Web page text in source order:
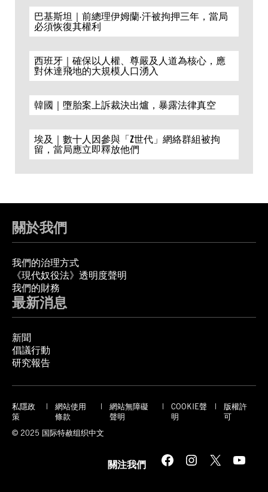
巴基斯坦｜前總理伊姆蘭·汗被拘押三年，當局
必須恢復其權利
西班牙｜確保以人權、尊嚴及人道為核心，應
對休達飛地的大規模人口湧入
韓國｜墮胎案上訴裁決出爐，暴露法律真空
埃及｜數十人因參與「Z世代」網絡群組被拘
留，當局應立即釋放他們
關於我們
我們的治理方式
《現代奴役法》透明度聲明
我們的財務
最新消息
新聞
倡議行動
研究報告
私隱政
策
網站使用
條款
網站無障礙
聲明
COOKIE聲
明
版權許
可
© 2025 国际特赦组织中文
關注我們 Facebook Instagram X YouTube